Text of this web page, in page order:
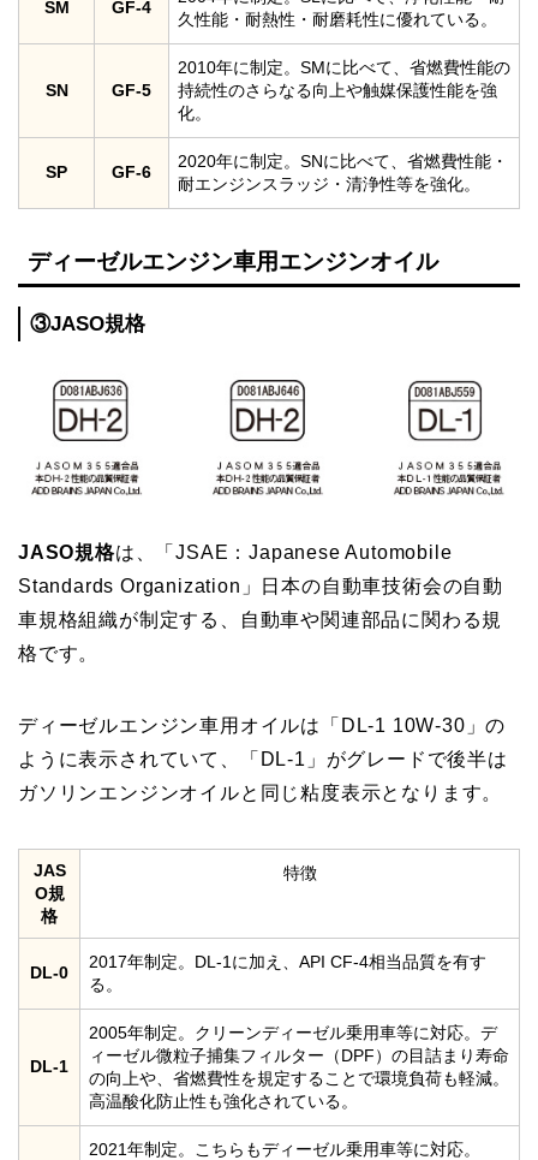
SM GF-4
久性能・耐熱性・耐磨耗性に優れている。
SN GF-5
2010年に制定。SMに比べて、省燃費性能の
持続性のさらなる向上や触媒保護性能を強
化。
SP GF-6
2020年に制定。SNに比べて、省燃費性能・
耐エンジンスラッジ・清浄性等を強化。
ディーゼルエンジン車用エンジンオイル
③JASO規格
JASO規格は、「JSAE：Japanese Automobile
Standards Organization」日本の自動車技術会の自動
車規格組織が制定する、自動車や関連部品に関わる規
格です。
ディーゼルエンジン車用オイルは「DL-1 10W-30」の
ように表示されていて、「DL-1」がグレードで後半は
ガソリンエンジンオイルと同じ粘度表示となります。
JAS
O規
格
特徴
DL-0
2017年制定。DL-1に加え、API CF-4相当品質を有す
る。
DL-1
2005年制定。クリーンディーゼル乗用車等に対応。デ
ィーゼル微粒子捕集フィルター（DPF）の目詰まり寿命
の向上や、省燃費性を規定することで環境負荷も軽減。
高温酸化防止性も強化されている。
2021年制定。こちらもディーゼル乗用車等に対応。